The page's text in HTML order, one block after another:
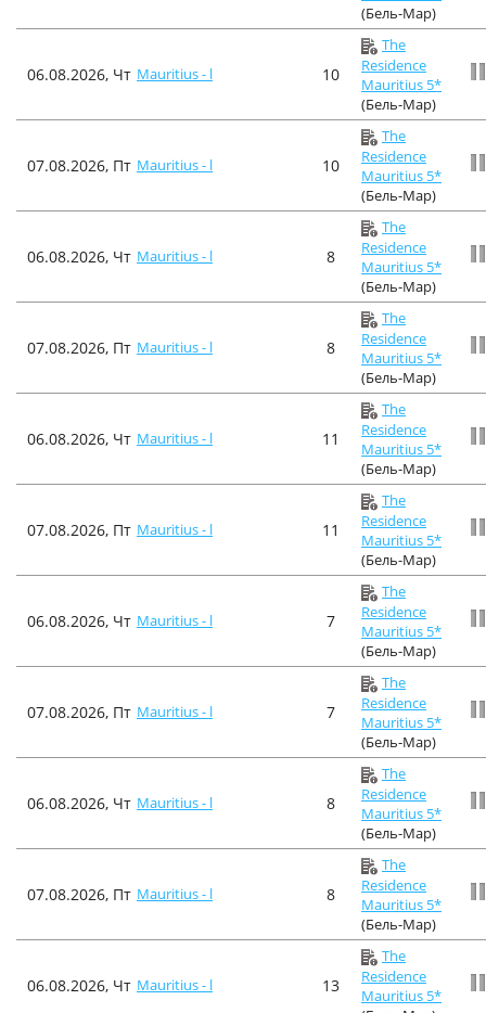
(Бель-Мар)
06.08.2026, Чт Mauritius - l 10
The
Residence
Mauritius 5*
(Бель-Мар)
07.08.2026, Пт Mauritius - l 10
The
Residence
Mauritius 5*
(Бель-Мар)
06.08.2026, Чт Mauritius - l 8
The
Residence
Mauritius 5*
(Бель-Мар)
07.08.2026, Пт Mauritius - l 8
The
Residence
Mauritius 5*
(Бель-Мар)
06.08.2026, Чт Mauritius - l 11
The
Residence
Mauritius 5*
(Бель-Мар)
07.08.2026, Пт Mauritius - l 11
The
Residence
Mauritius 5*
(Бель-Мар)
06.08.2026, Чт Mauritius - l 7
The
Residence
Mauritius 5*
(Бель-Мар)
07.08.2026, Пт Mauritius - l 7
The
Residence
Mauritius 5*
(Бель-Мар)
06.08.2026, Чт Mauritius - l 8
The
Residence
Mauritius 5*
(Бель-Мар)
07.08.2026, Пт Mauritius - l 8
The
Residence
Mauritius 5*
(Бель-Мар)
06.08.2026, Чт Mauritius - l 13
The
Residence
Mauritius 5*